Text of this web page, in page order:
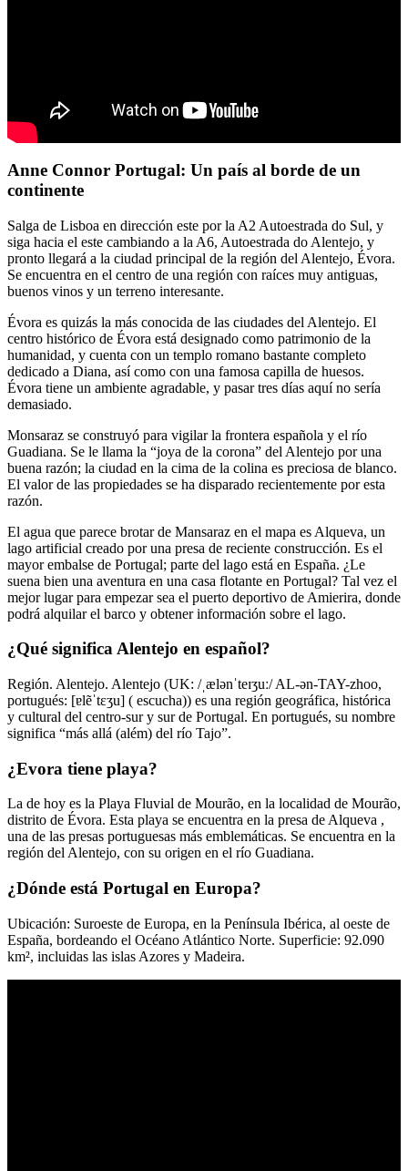
Anne Connor Portugal: Un país al borde de un
continente
Salga de Lisboa en dirección este por la A2 Autoestrada do Sul, y
siga hacia el este cambiando a la A6, Autoestrada do Alentejo, y
pronto llegará a la ciudad principal de la región del Alentejo, Évora.
Se encuentra en el centro de una región con raíces muy antiguas,
buenos vinos y un terreno interesante.
Évora es quizás la más conocida de las ciudades del Alentejo. El
centro histórico de Évora está designado como patrimonio de la
humanidad, y cuenta con un templo romano bastante completo
dedicado a Diana, así como con una famosa capilla de huesos.
Évora tiene un ambiente agradable, y pasar tres días aquí no sería
demasiado.
Monsaraz se construyó para vigilar la frontera española y el río
Guadiana. Se le llama la “joya de la corona” del Alentejo por una
buena razón; la ciudad en la cima de la colina es preciosa de blanco.
El valor de las propiedades se ha disparado recientemente por esta
razón.
El agua que parece brotar de Mansaraz en el mapa es Alqueva, un
lago artificial creado por una presa de reciente construcción. Es el
mayor embalse de Portugal; parte del lago está en España. ¿Le
suena bien una aventura en una casa flotante en Portugal? Tal vez el
mejor lugar para empezar sea el puerto deportivo de Amierira, donde
podrá alquilar el barco y obtener información sobre el lago.
¿Qué significa Alentejo en español?
Región. Alentejo. Alentejo (UK: /ˌælənˈteɪʒuː/ AL-ən-TAY-zhoo,
portugués: [ɐlẽˈtɛʒu] ( escucha)) es una región geográfica, histórica
y cultural del centro-sur y sur de Portugal. En portugués, su nombre
significa “más allá (além) del río Tajo”.
¿Evora tiene playa?
La de hoy es la Playa Fluvial de Mourão, en la localidad de Mourão,
distrito de Évora. Esta playa se encuentra en la presa de Alqueva ,
una de las presas portuguesas más emblemáticas. Se encuentra en la
región del Alentejo, con su origen en el río Guadiana.
¿Dónde está Portugal en Europa?
Ubicación: Suroeste de Europa, en la Península Ibérica, al oeste de
España, bordeando el Océano Atlántico Norte. Superficie: 92.090
km², incluidas las islas Azores y Madeira.